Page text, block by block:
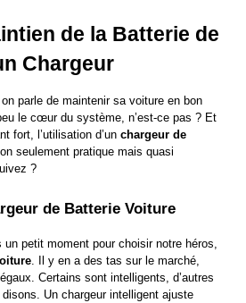
de la Batterie de
Chargeur
parle de maintenir sa voiture en bon
le cœur du système, n’est-ce pas ? Et
fort, l’utilisation d’un chargeur de
seulement pratique mais quasi
?
de Batterie Voiture
un petit moment pour choisir notre héros,
. Il y en a des tas sur le marché,
Certains sont intelligents, d’autres
Un chargeur intelligent ajuste